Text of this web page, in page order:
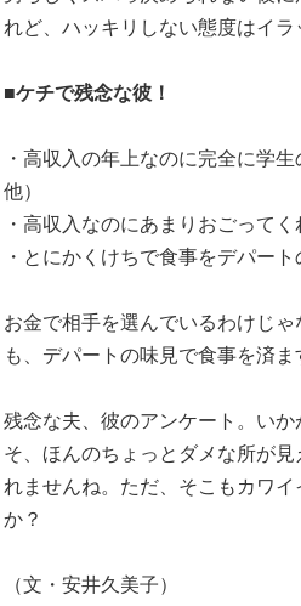
れど、ハッキリしない態度はイラ
■ケチで残念な彼！
・高収入の年上なのに完全に学
他）
・高収入なのにあまりおごって
・とにかくけちで食事をデパー
お金で相手を選んでいるわけじ
も、デパートの味見で食事を済ま
残念な夫、彼のアンケート。い
そ、ほんのちょっとダメな所が
れませんね。ただ、そこもカワ
か？
（文・安井久美子）